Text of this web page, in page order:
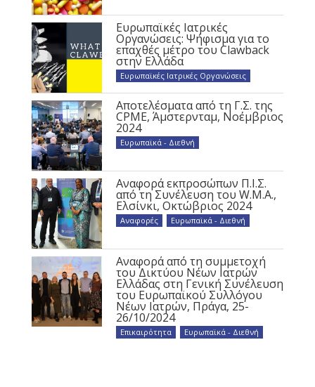
Ευρωπαϊκές Ιατρικές
Οργανώσεις: Ψήφισμα για το
επαχθές μέτρο του Clawback
στην Ελλάδα
Ευρωπαϊκές Ιατρικές Οργανώσεις
Αποτελέσματα από τη Γ.Σ. της
CPME, Άμστερνταμ, Νοέμβριος
2024
Ευρωπαϊκά - Διεθνή
Αναφορά εκπροσώπων Π.Ι.Σ.
από τη Συνέλευση του W.M.A.,
Ελσίνκι, Οκτώβριος 2024
Αναφορές Ευρωπαϊκά - Διεθνή
Αναφορά από τη συμμετοχή
του Δικτύου Νέων Ιατρών
Ελλάδας στη Γενική Συνέλευση
του Ευρωπαϊκού Συλλόγου
Νέων Ιατρών, Πράγα, 25-
26/10/2024
Επικαιρότητα Ευρωπαϊκά - Διεθνή